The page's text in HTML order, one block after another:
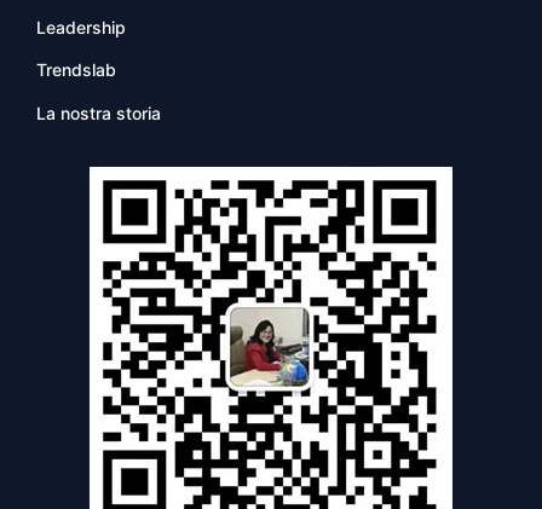
Leadership
Trendslab
La nostra storia